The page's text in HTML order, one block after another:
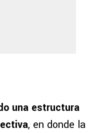
una estructura
, en donde la